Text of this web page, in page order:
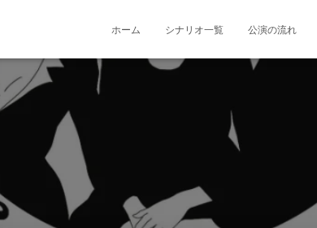
ホーム シナリオ一覧 公演の流れ